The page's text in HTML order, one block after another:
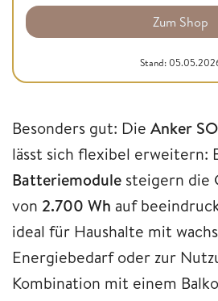
Zum Shop
Stand:
Besonders gut: Die Anker
lässt sich flexibel erweitern:
Batteriemodule steigern die
von 2.700 Wh auf
ideal für Haushalte mit
Energiebedarf oder zur
Kombination mit einem